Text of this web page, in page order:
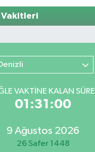
Vakitleri
VAKTİNE KALAN SÜRE
01:31:00
9 Ağustos 2026
26 Safer 1448
Namaz Vakitleri
Durumu ve Fikstür
Haberleri